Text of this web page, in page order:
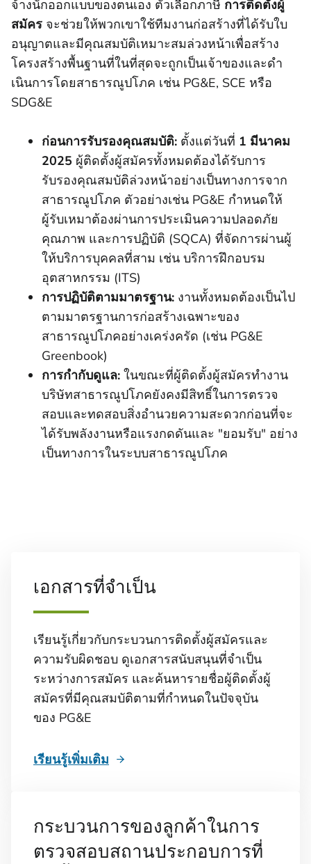
จ้างนักออกแบบของตนเอง ตัวเลือกภาษี การติดตั้งผู้
สมัคร จะช่วยให้พวกเขาใช้ทีมงานก่อสร้างที่ได้รับใบ
อนุญาตและมีคุณสมบัติเหมาะสมล่วงหน้าเพื่อสร้าง
โครงสร้างพื้นฐานที่ในที่สุดจะถูกเป็นเจ้าของและดํา
เนินการโดยสาธารณูปโภค เช่น PG&E, SCE หรือ
SDG&E
ก่อนการรับรองคุณสมบัติ: ตั้งแต่วันที่ 1 มีนาคม
2025 ผู้ติดตั้งผู้สมัครทั้งหมดต้องได้รับการ
รับรองคุณสมบัติล่วงหน้าอย่างเป็นทางการจาก
สาธารณูปโภค ตัวอย่างเช่น PG&E กําหนดให้
ผู้รับเหมาต้องผ่านการประเมินความปลอดภัย
คุณภาพ และการปฏิบัติ (SQCA) ที่จัดการผ่านผู้
ให้บริการบุคคลที่สาม เช่น บริการฝึกอบรม
อุตสาหกรรม (ITS)
การปฏิบัติตามมาตรฐาน: งานทั้งหมดต้องเป็นไป
ตามมาตรฐานการก่อสร้างเฉพาะของ
สาธารณูปโภคอย่างเคร่งครัด (เช่น PG&E
Greenbook)
การกํากับดูแล: ในขณะที่ผู้ติดตั้งผู้สมัครทํางาน
บริษัทสาธารณูปโภคยังคงมีสิทธิ์ในการตรวจ
สอบและทดสอบสิ่งอํานวยความสะดวกก่อนที่จะ
ได้รับพลังงานหรือแรงกดดันและ "ยอมรับ" อย่าง
เป็นทางการในระบบสาธารณูปโภค
เอกสารที่จําเป็น
เรียนรู้เกี่ยวกับกระบวนการติดตั้งผู้สมัครและ
ความรับผิดชอบ ดูเอกสารสนับสนุนที่จําเป็น
ระหว่างการสมัคร และค้นหารายชื่อผู้ติดตั้งผู้
สมัครที่มีคุณสมบัติตามที่กําหนดในปัจจุบัน
ของ PG&E
เรียนรู้เพิ่มเติม
กระบวนการของลูกค้าในการ
ตรวจสอบสถานประกอบการที่